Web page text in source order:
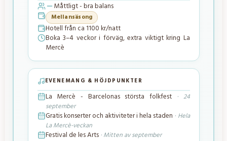
Måttligt - bra balans
Mellansäsong
Hotell från ca 1100kr/natt
Boka 3–4 veckor i förväg, extra viktigt kring La
Mercè
EVENEMANG & HÖJDPUNKTER
La Mercè - Barcelonas största folkfest · 24
september
Gratis konserter och aktiviteter i hela staden · Hela
La Mercè-veckan
Festival de les Arts· Mitten av september